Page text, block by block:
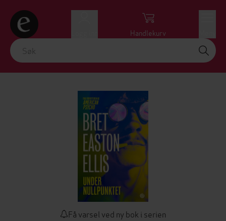
Handlekurv
Få varsel ved ny bok i serien